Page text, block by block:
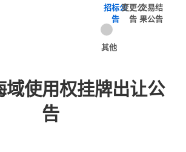
招标公
告
变更公
告
交易结
果公告
其他
域使用权挂牌出让公
告